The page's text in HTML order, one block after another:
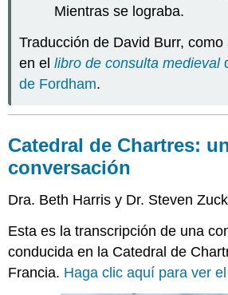
Mientras se lograba.
Traducción de David Burr,
en ellibro de consulta medieval
de Fordham.
Catedral de Chartres:
conversación
Dra. Beth Harris y Dr. Steven
Esta es la transcripción de una
conducida en la Catedral de
Francia. Haga clic aquí para ver